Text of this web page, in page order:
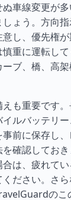
車線変更が
ょう。方向指
し、優先権
重に運転し
ブ、橋、高
も重要です。
ルバッテリ
前に保存し
確認してお
は、疲れて
ださい。さ
のこ